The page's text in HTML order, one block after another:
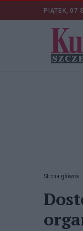
PIĄTEK, 07
Strona główna